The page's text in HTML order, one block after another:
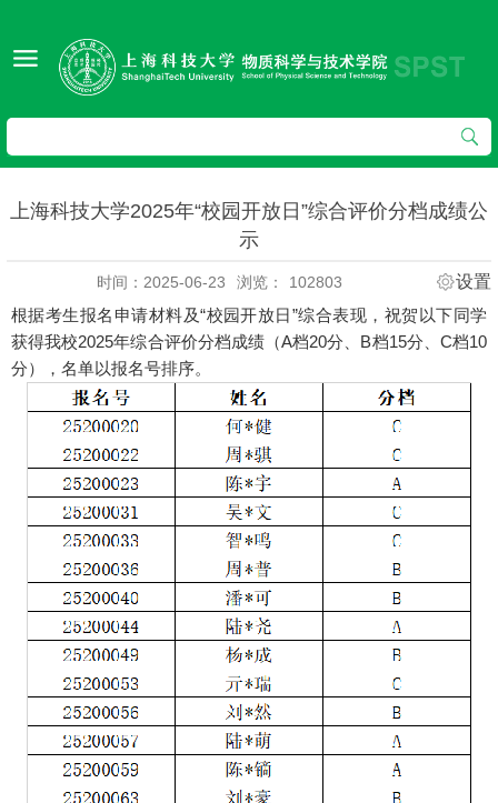
上海科技大学2025年“校园开放日”综合评价分档成绩公
示
时间：2025-06-23 浏览： 102803
设置
根据考生报名申请材料及“校园开放日”综合表现，祝贺以下同学
获得我校2025年综合评价分档成绩（A档20分、B档15分、C档10
分），名单以报名号排序。